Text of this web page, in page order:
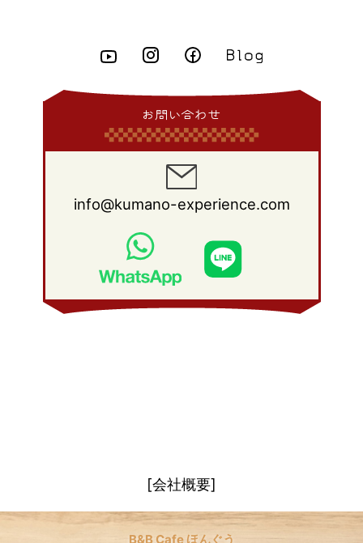
2011年 6月
(15)
2011年 4月
2011年 3月(12)
2011年 2月(12)
2010年 7月
(19)
2010年 5月
2010年 4月(19)
2010年 1月(26)
2009年 8月
(25)
(22)
2009年 5月(26)
2009年 2月(20)
(19)
2008年 9月
(27)
(22)
2008年 6月(25)
2008年 3月
(20)
2008年 1月(21)
お問い合わせ
info@kumano-experience.com
[会社概要]
B&B Cafe ほんぐう